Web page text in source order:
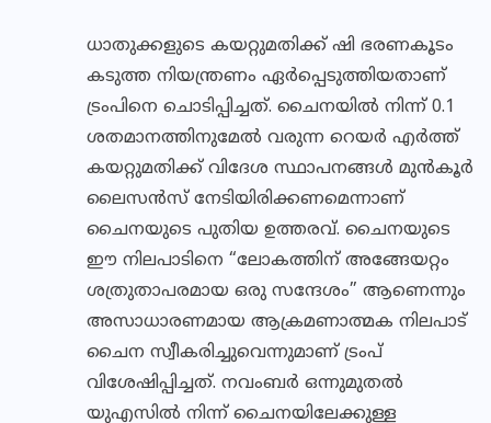
ധാതുക്കളുടെ കയറ്റുമതിക്ക് ഷി ഭരണകൂടം
കടുത്ത നിയന്ത്രണം ഏർപ്പെടുത്തിയതാണ്
ട്രംപിനെ ചൊടിപ്പിച്ചത്. ചൈനയിൽ നിന്ന് 0.1
ശതമാനത്തിനുമേൽ വരുന്ന റെയർ എർത്ത്
കയറ്റുമതിക്ക് വിദേശ സ്ഥാപനങ്ങൾ മുൻകൂർ
ലൈസൻസ് നേടിയിരിക്കണമെന്നാണ്
ചൈനയുടെ പുതിയ ഉത്തരവ്. ചൈനയുടെ
ഈ നിലപാടിനെ “ലോകത്തിന് അങ്ങേയറ്റം
ശത്രുതാപരമായ ഒരു സന്ദേശം” ആണെന്നും
അസാധാരണമായ ആക്രമണാത്മക നിലപാട്
ചൈന സ്വീകരിച്ചുവെന്നുമാണ് ട്രംപ്
വിശേഷിപ്പിച്ചത്. നവംബർ‌ ഒന്നുമുതൽ
യുഎസിൽ നിന്ന് ചൈനയിലേക്കുള്ള